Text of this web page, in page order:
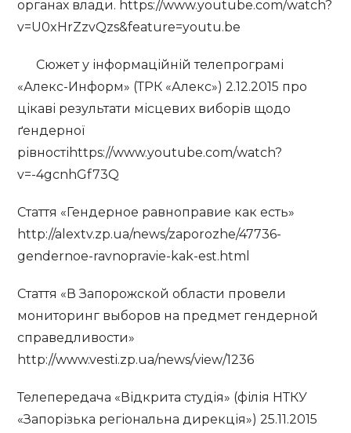
органах влади. https://www.youtube.com/watch?
v=U0xHrZzvQzs&feature=youtu.be
Сюжет у інформаційній телепрограмі
«Алекс-Информ» (ТРК «Алекс») 2.12.2015 про
цікаві результати місцевих виборів щодо
ґендерної
рівностіhttps://www.youtube.com/watch?
v=-4gcnhGf73Q
Стаття «Гендерное равноправие как есть»
http://alextv.zp.ua/news/zaporozhe/47736-
gendernoe-ravnopravie-kak-est.html
Стаття «В Запорожской области провели
мониторинг выборов на предмет гендерной
справедливости»
http://www.vesti.zp.ua/news/view/1236
Телепередача «Відкрита студія» (філія НТКУ
«Запорізька регіональна дирекція») 25.11.2015